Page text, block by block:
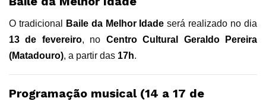
O tradicional Baile da Melhor Idade será realizado no dia
13 de fevereiro, no Centro Cultural Geraldo Pereira
(Matadouro), a partir das 17h.
Programação musical (14 a 17 de